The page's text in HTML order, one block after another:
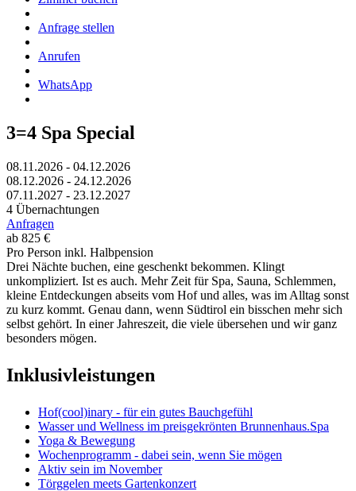
Anfrage stellen
Anrufen
WhatsApp
3=4 Spa Special
08.11.2026 - 04.12.2026
08.12.2026 - 24.12.2026
07.11.2027 - 23.12.2027
4 Übernachtungen
Anfragen
ab 825 €
Pro Person inkl. Halbpension
Drei Nächte buchen, eine geschenkt bekommen. Klingt
unkompliziert. Ist es auch. Mehr Zeit für Spa, Sauna, Schlemmen,
kleine Entdeckungen abseits vom Hof und alles, was im Alltag sonst
zu kurz kommt. Genau dann, wenn Südtirol ein bisschen mehr sich
selbst gehört. In einer Jahreszeit, die viele übersehen und wir ganz
besonders mögen.
Inklusivleistungen
Hof(cool)inary - für ein gutes Bauchgefühl
Wasser und Wellness im preisgekrönten Brunnenhaus.Spa
Yoga & Bewegung
Wochenprogramm - dabei sein, wenn Sie mögen
Aktiv sein im November
Törggelen meets Gartenkonzert